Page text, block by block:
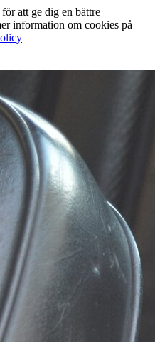
att ge dig en bättre
information om cookies på